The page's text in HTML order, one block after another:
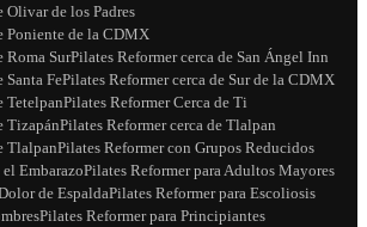
Olivar de los Padres
Poniente de la CDMX
Roma SurPilates Reformer cerca de San Ángel Inn
Santa FePilates Reformer cerca de Sur de la CDMX
TetelpanPilates Reformer Cerca de Ti
TizapánPilates Reformer cerca de Tlalpan
TlalpanPilates Reformer con Grupos Reducidos
EmbarazoPilates Reformer para Adultos Mayores
de EspaldaPilates Reformer para Escoliosis
Pilates Reformer para Principiantes